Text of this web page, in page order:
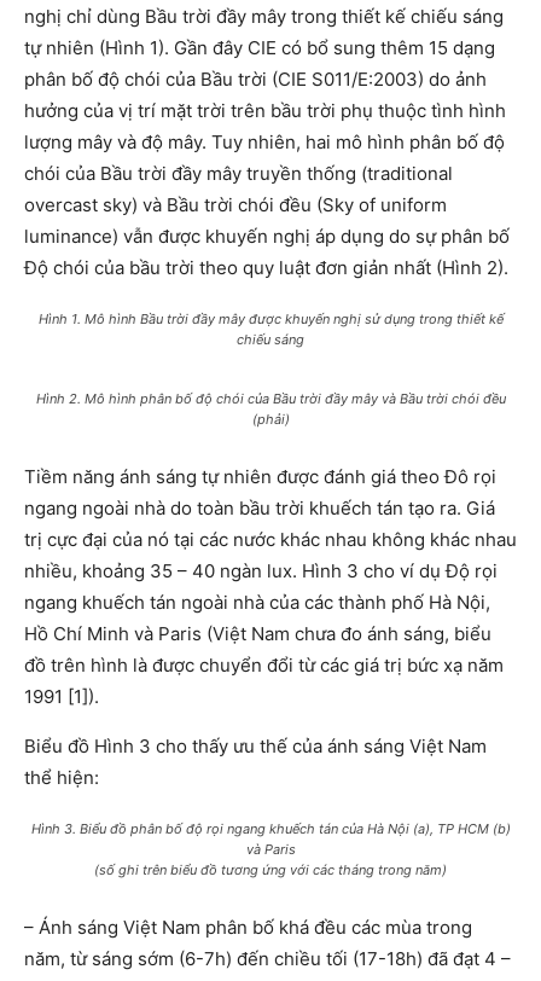
nghị chỉ dùng Bầu trời đầy mây trong thiết kế chiếu sáng
tự nhiên (Hình 1). Gần đây CIE có bổ sung thêm 15 dạng
phân bố độ chói của Bầu trời (CIE S011/E:2003) do ảnh
hưởng của vị trí mặt trời trên bầu trời phụ thuộc tình hình
lượng mây và độ mây. Tuy nhiên, hai mô hình phân bố độ
chói của Bầu trời đầy mây truyền thống (traditional
overcast sky) và Bầu trời chói đều (Sky of uniform
luminance) vẫn được khuyến nghị áp dụng do sự phân bố
Độ chói của bầu trời theo quy luật đơn giản nhất (Hình 2).
Hình 1. Mô hình Bầu trời đầy mây được khuyến nghị sử dụng trong thiết kế
chiếu sáng
Hình 2. Mô hình phân bố độ chói của Bầu trời đầy mây và Bầu trời chói đều
(phải)
Tiềm năng ánh sáng tự nhiên được đánh giá theo Đô rọi
ngang ngoài nhà do toàn bầu trời khuếch tán tạo ra. Giá
trị cực đại của nó tại các nước khác nhau không khác nhau
nhiều, khoảng 35 – 40 ngàn lux. Hình 3 cho ví dụ Độ rọi
ngang khuếch tán ngoài nhà của các thành phố Hà Nội,
Hồ Chí Minh và Paris (Việt Nam chưa đo ánh sáng, biểu
đồ trên hình là được chuyển đổi từ các giá trị bức xạ năm
1991 [1]).
Biểu đồ Hình 3 cho thấy ưu thế của ánh sáng Việt Nam
thể hiện:
Hình 3. Biểu đồ phân bố độ rọi ngang khuếch tán của Hà Nội (a), TP HCM (b)
và Paris
(số ghi trên biểu đồ tương ứng với các tháng trong năm)
– Ánh sáng Việt Nam phân bố khá đều các mùa trong
năm, từ sáng sớm (6-7h) đến chiều tối (17-18h) đã đạt 4 –